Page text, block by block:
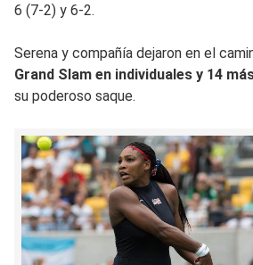
6 (7-2) y 6-2.
Serena y compañía dejaron en el
Grand Slam en individuales y 14
su poderoso saque.